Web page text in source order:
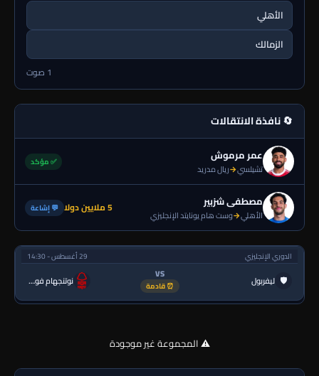
الأهلي
الزمالك
1 صوت
🔄 نافذة الانتقالات
عمر مرموش
تشيلسي→ريال مدريد
✅ مؤكد
مصطفى شزبير
الأهلي→وست هام يونايتد الإنجليزي 5 ملايين دولا 💬 إشاعة
الدوري الإنجليزي 29 أغسطس - 14:30
🛡 ليفربول VS
⏰ قادمة نوتنجهام فورست
⚠️ المجموعة غير موجودة